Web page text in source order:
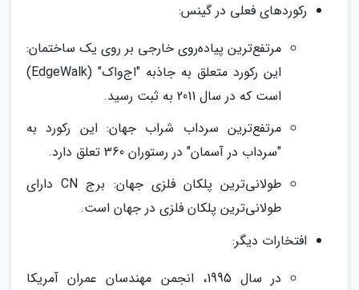
رکوردهای فعلی در گینس:
مرتفع‌ترین پیاده‌روی خارجی بر روی یک ساختمان:
این رکورد متعلق به جاذبه "اج‌واک" (EdgeWalk)
است که در سال 2011 به ثبت رسید.
مرتفع‌ترین سرداب شراب جهان: این رکورد به
"سرداب در آسمان" در رستوران 360 تعلق دارد.
طولانی‌ترین پلکان فلزی جهان: برج CN دارای
طولانی‌ترین پلکان فلزی در جهان است.
افتخارات دیگر:
در سال 1995، انجمن مهندسان عمران آمریکا